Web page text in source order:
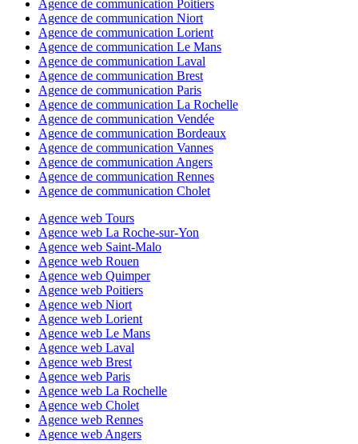
Agence de communication Poitiers
Agence de communication Niort
Agence de communication Lorient
Agence de communication Le Mans
Agence de communication Laval
Agence de communication Brest
Agence de communication Paris
Agence de communication La Rochelle
Agence de communication Vendée
Agence de communication Bordeaux
Agence de communication Vannes
Agence de communication Angers
Agence de communication Rennes
Agence de communication Cholet
Agence web Tours
Agence web La Roche-sur-Yon
Agence web Saint-Malo
Agence web Rouen
Agence web Quimper
Agence web Poitiers
Agence web Niort
Agence web Lorient
Agence web Le Mans
Agence web Laval
Agence web Brest
Agence web Paris
Agence web La Rochelle
Agence web Cholet
Agence web Rennes
Agence web Angers